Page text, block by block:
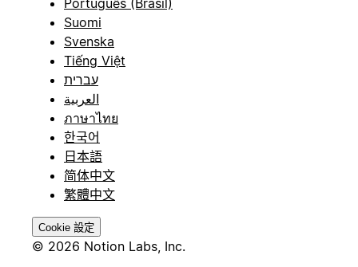
Português (Brasil)
Suomi
Svenska
Tiếng Việt
עברית
العربية
ภาษาไทย
한국어
日本語
简体中文
繁體中文
Cookie 設定
© 2026 Notion Labs, Inc.